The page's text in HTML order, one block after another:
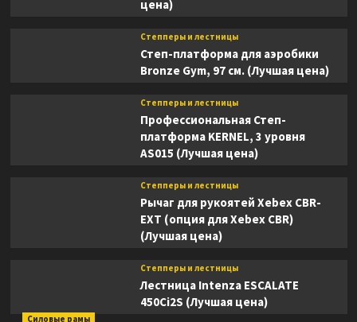
цена)
Степперы и лестницы
Степ-платформа для аэробики
Bronze Gym, 97 см. (Лучшая цена)
Степперы и лестницы
Профессиональная Степ-
платформа KERNEL, 3 уровня
AS015 (Лучшая цена)
Степперы и лестницы
Рычаг для рукоятей Xebex CBR-
EXT (опция для Xebex CBR)
(Лучшая цена)
Степперы и лестницы
Лестница Intenza ESCALATE
450Ci2S (Лучшая цена)
Силовые рамы